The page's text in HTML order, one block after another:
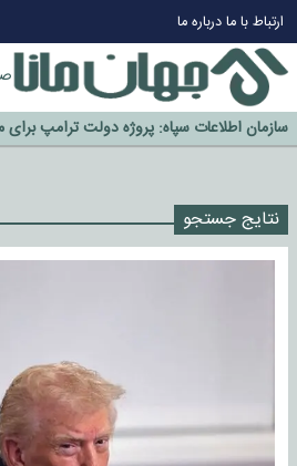
ارتباط با مادرباره ما
چرا طلا دوباره افزایشی شد؟
گزینه جدایی اوسمار روی میز مدیران پرسپولیس
آیا رئیس جمهور آمریکا قانون را دور می‌زند؟
اخراج رسمی چهره نامدار از پرسپولیس
سازمان اطلاعات سپاه: پروژه دولت ترامپ
نتایج جستجو